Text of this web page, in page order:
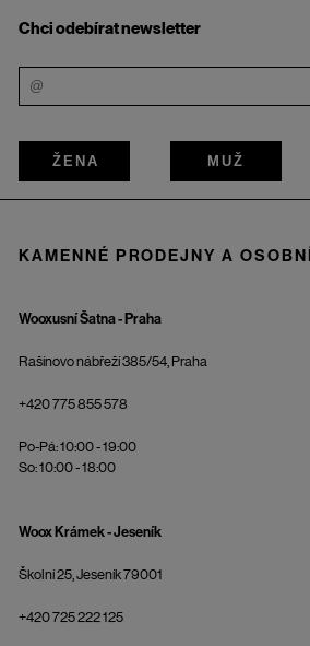
Chci odebírat newsletter
ŽENA MUŽ
KAMENNÉ PRODEJNY A
Wooxusní Šatna - Praha
Rašínovo nábřeží 385/54, Praha
+420 775 855 578
Po-Pá: 10:00 - 19:00
So: 10:00 - 18:00
Woox Krámek - Jeseník
Školní 25, Jeseník 79001
+420 725 222 125